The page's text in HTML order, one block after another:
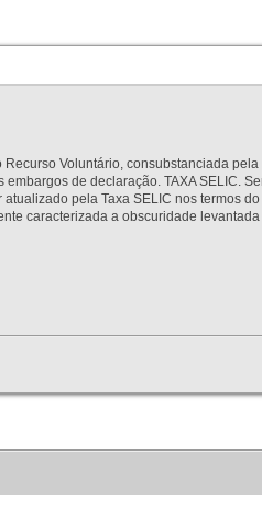
Voluntário, consubstanciada
de declaração. TAXA SELIC.
pela Taxa SELIC nos termos do
caracterizada a obscuridade